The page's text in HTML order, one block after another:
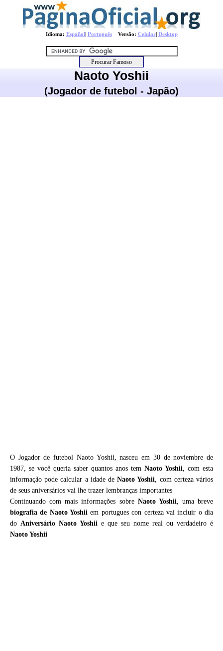
Idioma: Español| PortuguêsVersão: Celular| Desktop
Naoto Yoshii
(Jogador de futebol - Japão)
O Jogador de futebol Naoto Yoshii, nasceu em 30 de noviembre de
1987, se você queria saber quantos anos tem Naoto Yoshii, com esta
informação pode calcular a idade deNaoto Yoshii, com certeza vários
de seus aniversários vai lhe trazer lembranças importantes
Continuando com mais informações sobre Naoto Yoshii, uma breve
biografia de Naoto Yoshii em portugues con certeza vai incluir o dia
do Aniversário Naoto Yoshii e que seu nome real ou verdadeiro é
Naoto Yoshii